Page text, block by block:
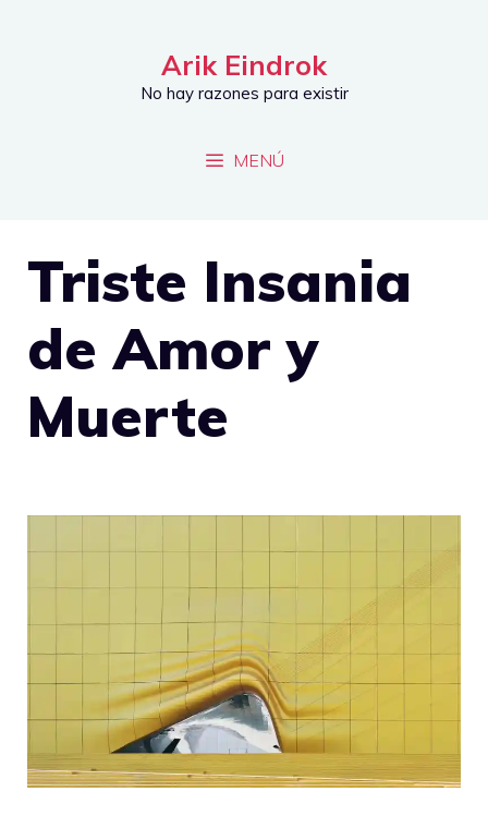
Arik Eindrok
No hay razones para existir
MENÚ
Triste Insania
de Amor y
Muerte